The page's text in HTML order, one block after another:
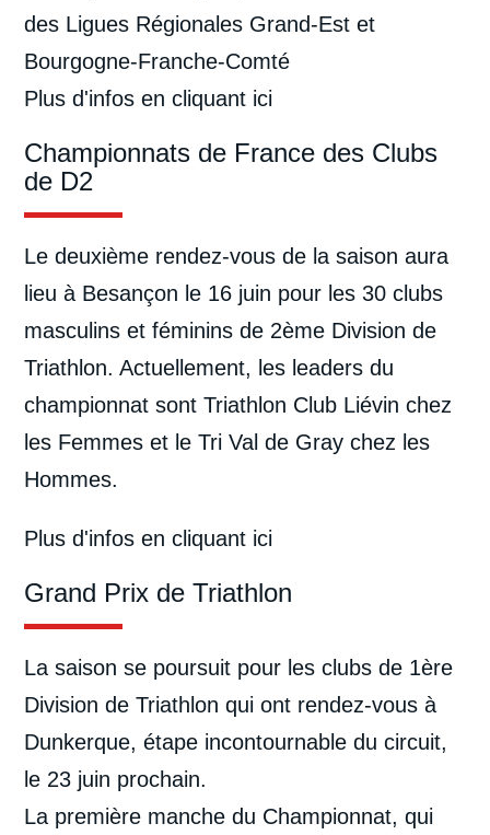
des Ligues Régionales Grand-Est et
Bourgogne-Franche-Comté
Plus d'infosen cliquant ici
Championnats de France des Clubs
de D2
Le deuxième rendez-vous de la saison aura
lieu à Besançon le 16 juin pour les 30 clubs
masculins et féminins de 2ème Division de
Triathlon. Actuellement, les leaders du
championnat sont Triathlon Club Liévin chez
les Femmes et le Tri Val de Gray chez les
Hommes.
Plus d'infosen cliquant ici
Grand Prix de Triathlon
La saison se poursuit pour les clubs de 1ère
Division de Triathlon qui ont rendez-vous à
Dunkerque, étape incontournable du circuit,
le 23 juin prochain.
La première manche du Championnat, qui